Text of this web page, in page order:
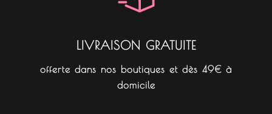
m
LIVRAISON GRATUITE
offerte dans nos boutiques et dès 49€ à
domicile